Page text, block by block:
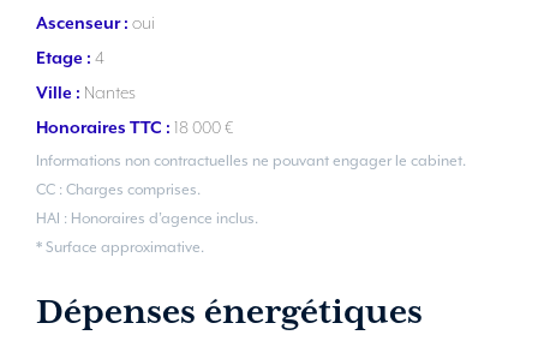
Ascenseur : oui
Etage : 4
Ville : Nantes
Honoraires TTC : 18 000 €
Informations non contractuelles ne pouvant engager le cabinet.
CC : Charges comprises.
HAI : Honoraires d’agence inclus.
* Surface approximative.
Dépenses énergétiques